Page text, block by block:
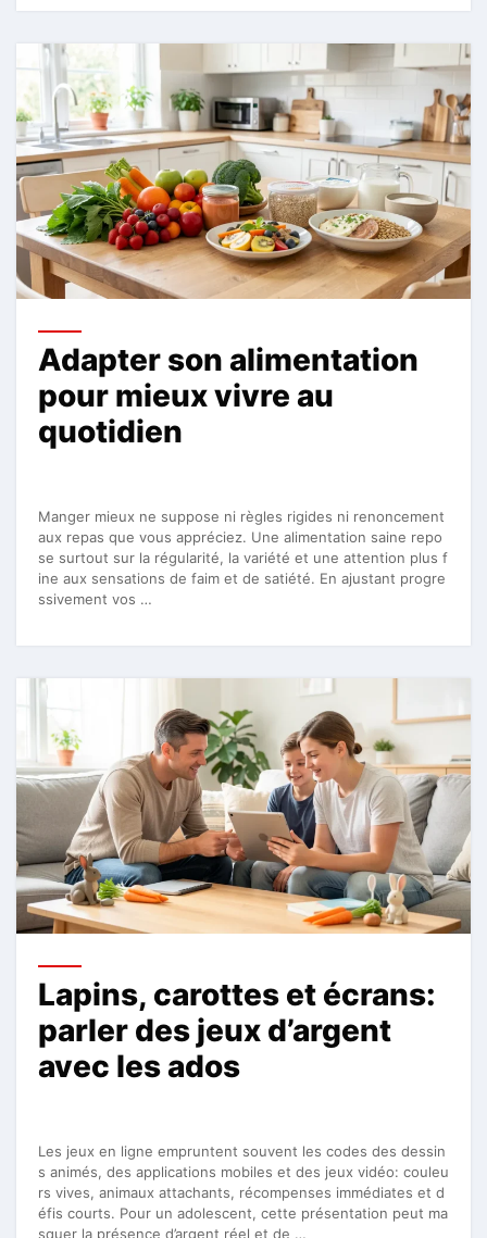
Adapter son alimentation
pour mieux vivre au
quotidien
Manger mieux ne suppose ni règles rigides ni renoncement
aux repas que vous appréciez. Une alimentation saine repo
se surtout sur la régularité, la variété et une attention plus f
ine aux sensations de faim et de satiété. En ajustant progre
ssivement vos …
Lapins, carottes et écrans:
parler des jeux d’argent
avec les ados
Les jeux en ligne empruntent souvent les codes des dessin
s animés, des applications mobiles et des jeux vidéo: couleu
rs vives, animaux attachants, récompenses immédiates et d
éfis courts. Pour un adolescent, cette présentation peut ma
squer la présence d’argent réel et de …